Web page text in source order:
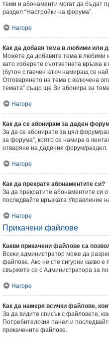
теми и абонаменти могат да бъдат
раздел “Настройки на форума”.
Нагоре
Как да добавя тема в любими или
Можете да добавите тема в любими
като изберете съответната връзка
(бутон с гаечен ключ намиращ се
Отговарянето на тема с включена
темата” също ще Ви абонира за
Нагоре
Как да се абонирам за даден
За да се абонирате за цял форум/
за форума”, която се намира в
отваряне на дадения форум/раздел.
Нагоре
Как да прекратя абонаментите си?
За да прекратите абонаментите си
последвайте връзката Управление
Нагоре
Прикачени файлове
Какви прикачени файлове са
Всеки администратор може да
файлове. Ако не сте сигурни какво
свържете се с Администратора за
Нагоре
Как да намеря всички файлове,
За да видите списък с файловете,
Потребителския панел и
прикачените файлове.